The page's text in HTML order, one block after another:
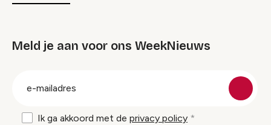
Meld je aan voor ons WeekNieuws
Ik ga akkoord met de privacy policy